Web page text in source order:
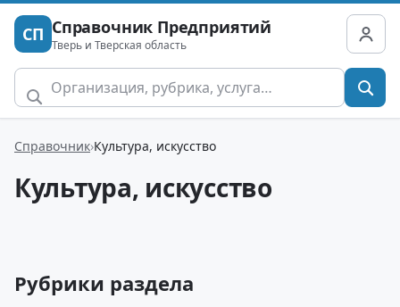
СП Справочник Предприятий
Тверь и Тверская область
Справочник Культура, искусство
Культура, искусство
Рубрики раздела